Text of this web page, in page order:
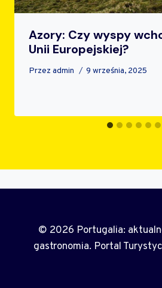
Azory: Czy wyspy
Unii Europejskiej?
Przez admin 9 września, 2025
© 2026 Portugalia:
gastronomia. Portal